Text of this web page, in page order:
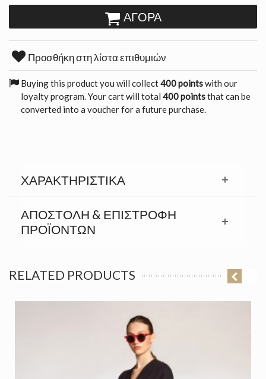
ΑΓΟΡΆ
Προσθήκη στη λίστα επιθυμιών
Buying this product you will collect400 pointswith our
loyalty program. Your cart will total 400 pointsthat can be
converted into a voucher for a future purchase.
ΧΑΡΑΚΤΗΡΙΣΤΙΚΆ
ΑΠΟΣΤΟΛΉ & ΕΠΙΣΤΡΟΦΉ
ΠΡΟΪΟΝΤΩΝ
RELATED PRODUCTS